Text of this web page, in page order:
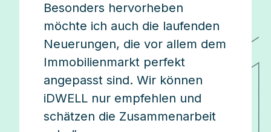
Besonders hervorheben
möchte ich auch die laufenden
Neuerungen, die vor allem dem
Immobilienmarkt perfekt
angepasst sind. Wir können
iDWELL nur empfehlen und
schätzen die Zusammenarbeit